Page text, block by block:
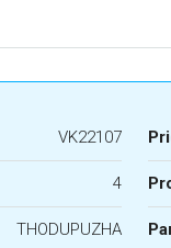
VK22107
4
THODUPUZHA